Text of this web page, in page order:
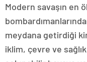
Modern savaşın en
meydana getirdiği
iklim, çevre ve